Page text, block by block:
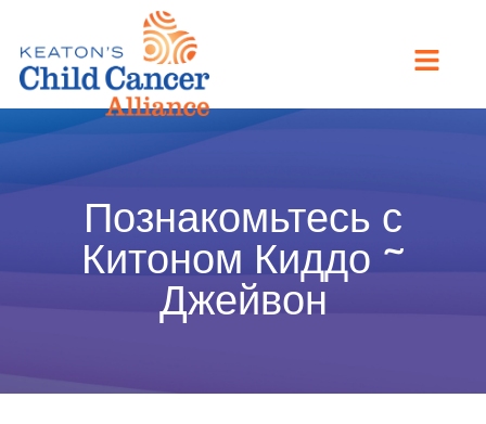
Познакомьтесь с
Китоном Киддо ~
Джейвон